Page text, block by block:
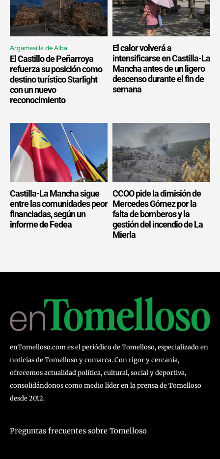
Argamasilla de Alba
El Castillo de Peñarroya
refuerza su posición como
destino turístico Starlight
con un nuevo
reconocimiento
El calor volverá a
intensificarse en Castilla-La
Mancha antes de un ligero
descenso durante el fin de
semana
Castilla-La Mancha sigue
entre las comunidades peor
financiadas, según un
informe de Fedea
CCOO pide la dimisión de
Mercedes Gómez por la
falta de bomberos y la
gestión del incendio de La
Mierla
enTomelloso.com es el periódico de Tomelloso, especializado en
noticias de Tomelloso y comarca. Con rigor y cercanía,
ofrecemos actualidad política, cultural, social y deportiva,
consolidándonos como medio líder en la prensa de Tomelloso
desde 2012.
Preguntas frecuentes sobre Tomelloso